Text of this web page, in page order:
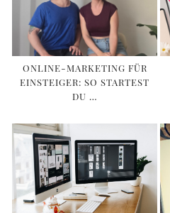
ONLINE-MARKETING FÜR
EINSTEIGER: SO STARTEST
DU …